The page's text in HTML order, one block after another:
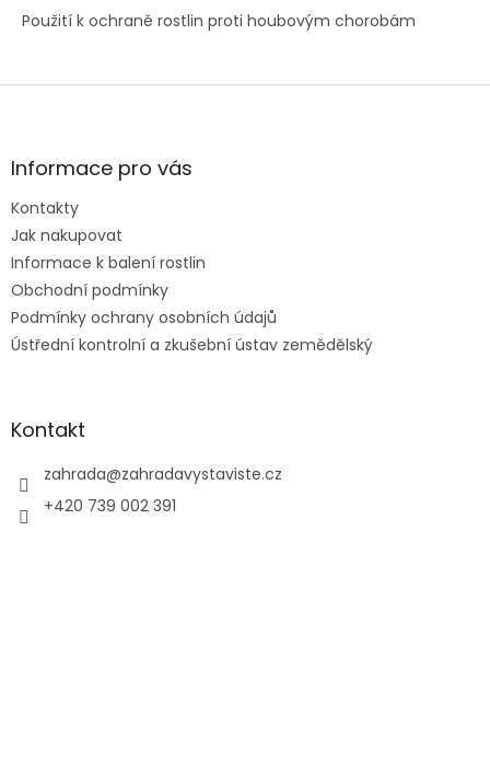
Použití k ochraně rostlin proti houbovým chorobám
Z
aInformace pro vás
Kontakty
Jak nakupovat
Informace k balení rostlin
Obchodní podmínky
Podmínky ochrany osobních údajů
Ústřední kontrolní a zkušební ústav zemědělský
Kontakt
zahrada@zahradavystaviste.cz
+420 739 002 391